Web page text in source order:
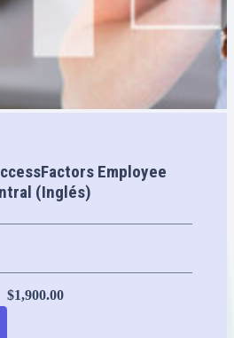
Employee
(Inglés)
$1,900.00